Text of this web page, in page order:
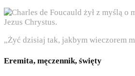
„Żyć dzisiaj tak, jakbym wieczorem
Eremita, męczennik, święty